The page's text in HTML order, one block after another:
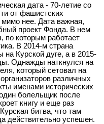
дата - 70-летие со
от фашистских
нее. Дата важная,
проект Фонда. В нем
по которым работает
В 2014-м страна
Курской дуге, а в 2015-
Однажды наткнулся на
который сетовал на
различных
именами исторических
болельщик после
книгу и еще раз
битва, что там
действительно успешен.